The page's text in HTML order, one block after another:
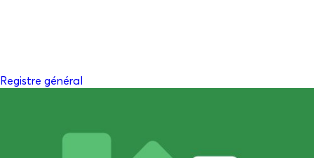
Registre général